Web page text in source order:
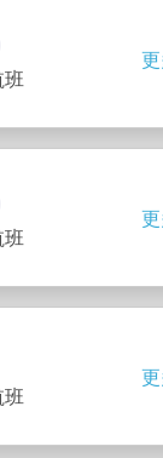
班
班
班